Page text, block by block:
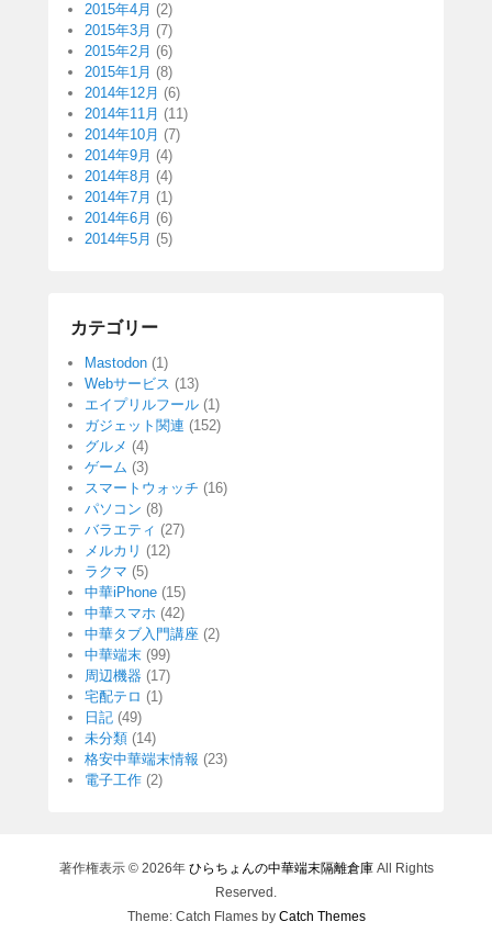
2015年4月 (2)
2015年3月 (7)
2015年2月 (6)
2015年1月 (8)
2014年12月 (6)
2014年11月 (11)
2014年10月 (7)
2014年9月 (4)
2014年8月 (4)
2014年7月 (1)
2014年6月 (6)
2014年5月 (5)
カテゴリー
Mastodon (1)
Webサービス (13)
エイプリルフール (1)
ガジェット関連 (152)
グルメ (4)
ゲーム (3)
スマートウォッチ (16)
パソコン (8)
バラエティ (27)
メルカリ (12)
ラクマ (5)
中華iPhone (15)
中華スマホ (42)
中華タブ入門講座 (2)
中華端末 (99)
周辺機器 (17)
宅配テロ (1)
日記 (49)
未分類 (14)
格安中華端末情報 (23)
電子工作 (2)
著作権表示 © 2026年 ひらちょんの中華端末隔離倉庫All Rights
Reserved.
Theme: Catch Flames by Catch Themes